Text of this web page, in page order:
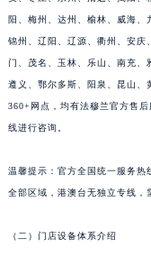
阳、梅州、达州、榆林、威海、
锦州、辽阳、辽源、衢州、安庆
门、茂名、玉林、乐山、南充、
遵义、鄂尔多斯、阳泉、昆山、
360+网点，均有法穆兰官方售
线进行咨询。
温馨提示：官方全国统一服务热
全部区域，港澳台无独立专线，
（二）门店设备体系介绍